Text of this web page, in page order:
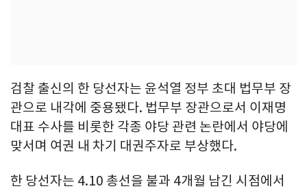
검찰 출신의 한 당선자는 윤석열 정부 초대 법무부 장
관으로 내각에 중용됐다. 법무부 장관으로서 이재명
대표 수사를 비롯한 각종 야당 관련 논란에서 야당에
맞서며 여권 내 차기 대권주자로 부상했다.
한 당선자는 4.10 총선을 불과 4개월 남긴 시점에서